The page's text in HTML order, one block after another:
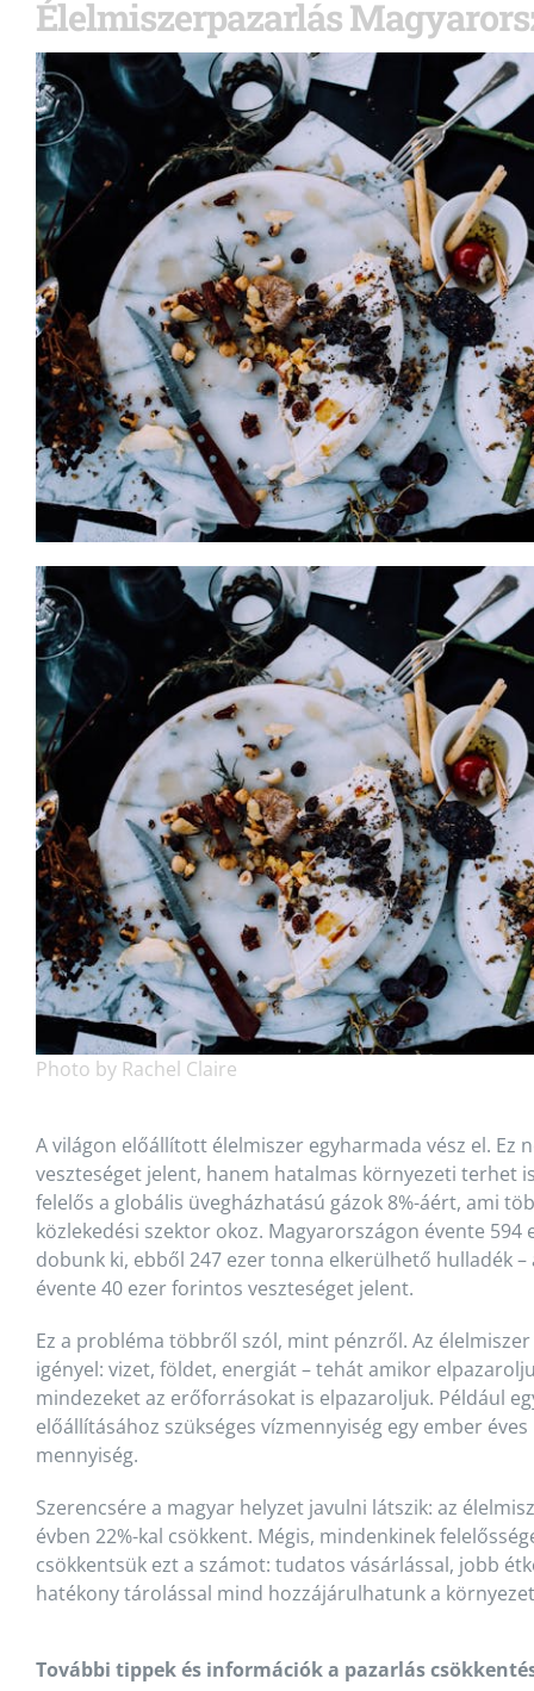
Élelmiszerpazarlás
Photo by Rachel Claire
A világon előállított élelmiszer egyharmada vész el. Ez
veszteséget jelent, hanem hatalmas környezeti terhet
felelős a globális üvegházhatású gázok 8%-áért, ami
közlekedési szektor okoz. Magyarországon évente
dobunk ki, ebből 247 ezer tonna elkerülhető hulladék
évente 40 ezer forintos veszteséget jelent.
Ez a probléma többről szól, mint pénzről. Az
igényel: vizet, földet, energiát – tehát amikor
mindezeket az erőforrásokat is elpazaroljuk. Például
előállításához szükséges vízmennyiség egy ember
mennyiség.
Szerencsére a magyar helyzet javulni látszik: az
évben 22%-kal csökkent. Mégis, mindenkinek
csökkentsük ezt a számot: tudatos vásárlással, jobb
hatékony tárolással mind hozzájárulhatunk a
További tippek és információk a pazarlás